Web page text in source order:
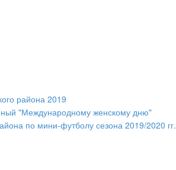
района 2019
"Международному женскому дню"
по мини-футболу сезона 2019/2020 гг.